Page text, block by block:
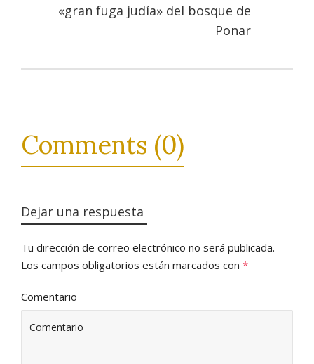
«gran fuga judía» del bosque de
Ponar
Comments (0)
Dejar una respuesta
Tu dirección de correo electrónico no será publicada.
Los campos obligatorios están marcados con *
Comentario